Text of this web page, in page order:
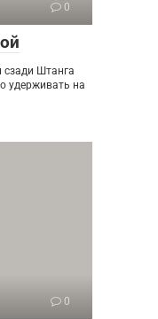
0
сзади Штанга
удерживать на
0